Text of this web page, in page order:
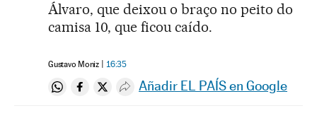
Álvaro, que deixou o braço no peito do
camisa 10, que ficou caído.
Gustavo Moniz 16:35
Compartir en Whatsapp
Compartir en Facebook
Compartir en Twitter
Desplegar Redes Sociales
Añadir EL PAÍS en Google